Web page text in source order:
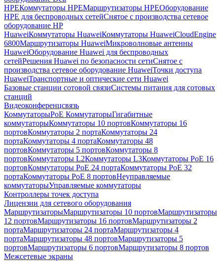
HPEКоммутаторы HPEМаршрутизаторы HPEОборудование
HPE для беспроводных сетейСнятое с производства сетевое
оборудование HP
HuaweiКоммутаторы HuaweiКоммутаторы HuaweiCloudEngine
6800Маршрутизаторы HuaweiМикроволновые антенны
HuaweiОборудование Huawei для беспроводных
сетейРешения Huawei по безопасности сетиСнятое с
производства сетевое оборудование HuaweiТочки доступа
HuaweiТранспортные и оптические сети Huawei
Базовые станции сотовой связиСистемы питания для сотовых
станций
Видеоконференцсвязь
КоммутаторыPoE КоммутаторыГигабитные
коммутаторыКоммутаторы 10 портовКоммутаторы 16
портовКоммутаторы 2 портаКоммутаторы 24
портаКоммутаторы 4 портаКоммутаторы 48
портовКоммутаторы 5 портовКоммутаторы 8
портовКоммутаторы L2Коммутаторы L3Коммутаторы PoE 16
портовКоммутаторы PoE 24 портаКоммутаторы PoE 32
портаКоммутаторы PoE 8 портовНеуправляемые
коммутаторыУправляемые коммутаторы
Контроллеры точек доступа
Лицензии для сетевого оборудования
МаршрутизаторыМаршрутизаторы 10 портовМаршрутизаторы
12 портовМаршрутизаторы 16 портовМаршрутизаторы 2
портаМаршрутизаторы 24 портаМаршрутизаторы 4
портаМаршрутизаторы 48 портовМаршрутизаторы 5
портовМаршрутизаторы 6 портовМаршрутизаторы 8 портов
Межсетевые экраны